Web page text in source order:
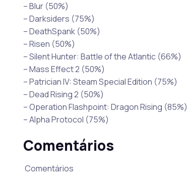
– Blur (50%)
– Darksiders (75%)
– DeathSpank (50%)
– Risen (50%)
– Silent Hunter: Battle of the Atlantic (66%)
– Mass Effect 2 (50%)
– Patrician IV: Steam Special Edition (75%)
– Dead Rising 2 (50%)
– Operation Flashpoint: Dragon Rising (85%)
– Alpha Protocol (75%)
Comentários
Comentários